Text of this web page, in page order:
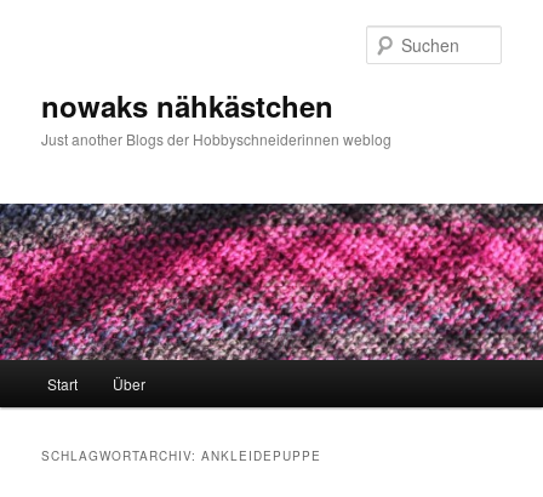
nowaks nähkästchen
Just another Blogs der Hobbyschneiderinnen weblog
Start Über
SCHLAGWORTARCHIV:ANKLEIDEPUPPE